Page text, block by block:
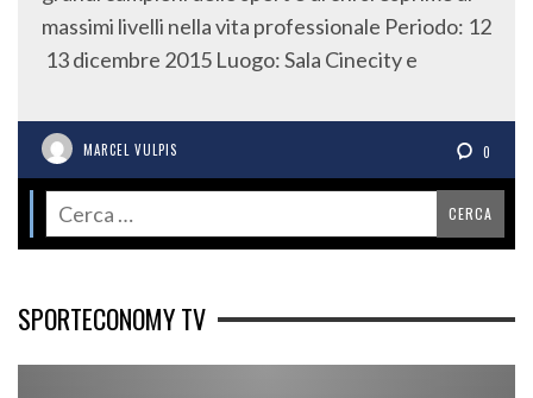
massimi livelli nella vita professionale Periodo: 1​2
­ 13 dicembre 2015 Luogo:​ Sala Cinecity e
MARCEL VULPIS 0
SPORTECONOMY TV